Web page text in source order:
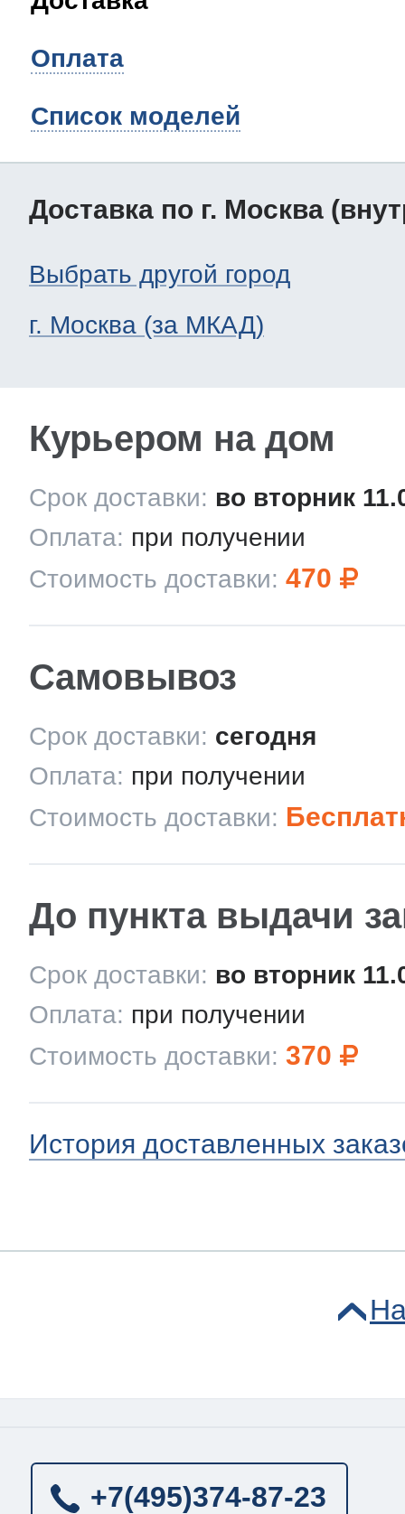
Оплата
Список моделей
Доставка по г. Москва
Выбрать другой город
г. Москва (за МКАД)
Курьером на дом
Срок доставки: во вторник
Оплата: при получении
Стоимость доставки: 470
Самовывоз
Срок доставки: сегодня
Оплата: при получении
Стоимость доставки:
До пункта выдачи
Срок доставки: во вторник
Оплата: при получении
Стоимость доставки: 370
История доставленных
+7(495)374-87-23